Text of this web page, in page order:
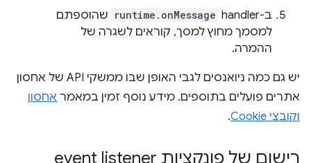
ב-handler‏
runtime.onMessage שהוספתם
למסמך מחוץ למסך, קוראים לשגרה של
ההמרה.
יש גם כמה ניואנסים לגבי האופן שבו ממשקי API של אחסון
אתרים פועלים בתוספים. מידע נוסף זמין במאמר אחסון
וקובצי Cookie
.
רישום של פונקציות event listener